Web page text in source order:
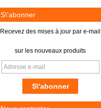
S\'abonner
Recevez des mises à jour par e-mail
sur les nouveaux produits